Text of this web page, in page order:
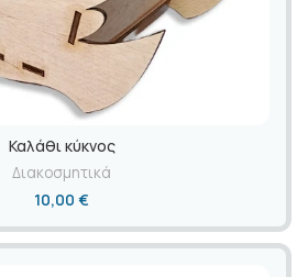
Καλάθι κύκνος
Διακοσμητικά
10,00 €